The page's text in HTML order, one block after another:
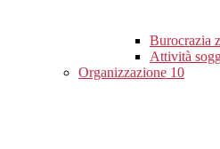
Burocrazia
Attività
Organizzazione 10